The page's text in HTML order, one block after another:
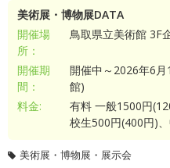
美術展・博物展DATA
開催場
所：
鳥取県立美術館 3F
開催期
間：
開催中～2026年6
館)
料金:
有料 一般1500円
校生500円(400円)
美術展・博物展・展示会